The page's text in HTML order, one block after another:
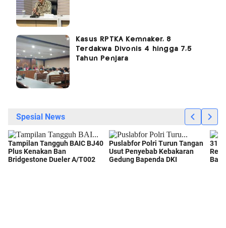
Kasus RPTKA Kemnaker, 8
Terdakwa Divonis 4 hingga 7,5
Tahun Penjara